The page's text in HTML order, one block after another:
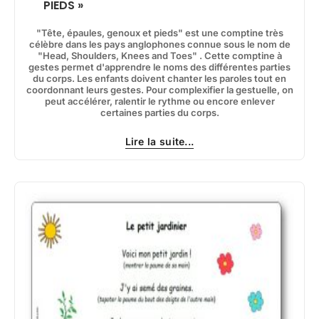
PIEDS »
"Tête, épaules, genoux et pieds" est une comptine très
célèbre dans les pays anglophones connue sous le nom de
"Head, Shoulders, Knees and Toes" . Cette comptine à
gestes permet d'apprendre le noms des différentes parties
du corps. Les enfants doivent chanter les paroles tout en
coordonnant leurs gestes. Pour complexifier la gestuelle, on
peut accélérer, ralentir le rythme ou encore enlever
certaines parties du corps.
Lire la suite...